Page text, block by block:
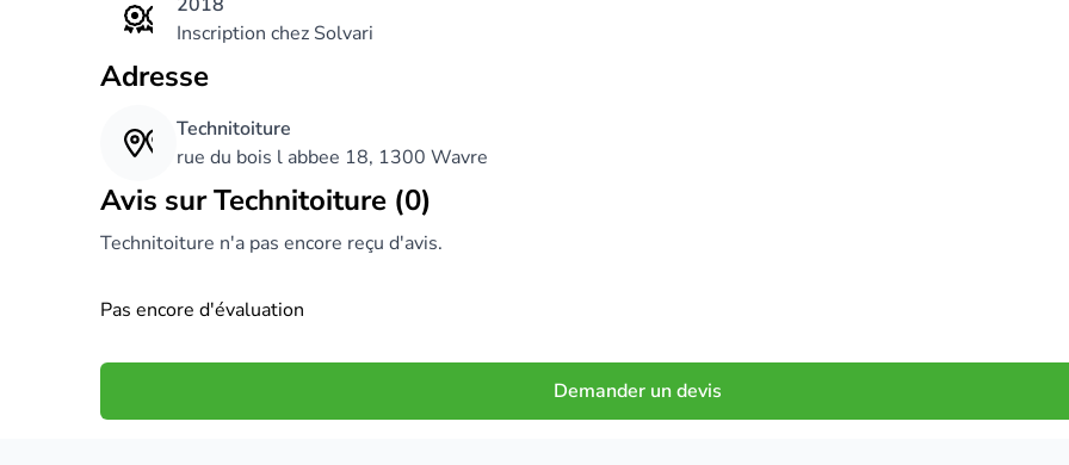
Inscription chez Solvari
Adresse
Technitoiture
rue du bois l abbee 18, 1300 Wavre
Avis sur Technitoiture (0)
Technitoiture n'a pas encore reçu d'avis.
Pas encore d'évaluation
Demander un devis